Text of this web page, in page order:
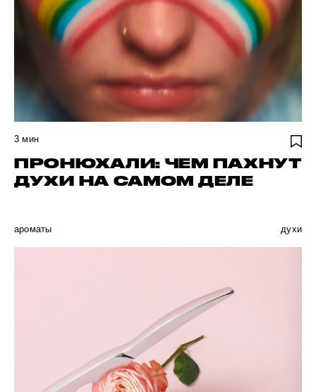
3 мин
ПРОНЮХАЛИ: ЧЕМ ПАХНУТ
ДУХИ НА САМОМ ДЕЛЕ
ароматы духи